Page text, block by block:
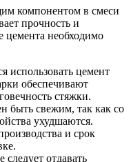
компонентом в смеси
прочность и
цемента необходимо
использовать цемент
обеспечивают
стяжки.
быть свежим, так как со
ухудшаются.
и срок
следует отдавать